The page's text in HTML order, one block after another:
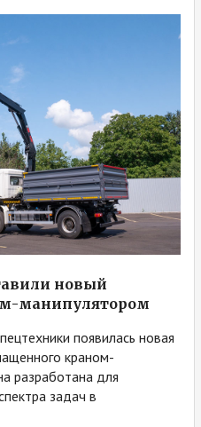
новый
манипулятором
появилась новая
краном-
разработана для
задач в